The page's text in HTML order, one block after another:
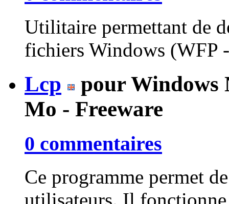
Utilitaire permettant de
fichiers Windows (WFP
Lcp
pour Windows
Mo - Freeware
0 commentaires
Ce programme permet
utilisateurs. Il